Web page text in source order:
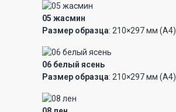
05 жасмин
Размер образца: 210×297 мм (А4)
06 белый ясень
Размер образца: 210×297 мм (А4)